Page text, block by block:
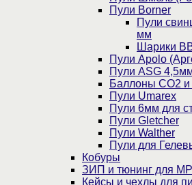
Пули Borner
Пули
мм
Шарики
Пули Apolo
Пули ASG
Баллоны CO2 и
Пули Umarex
Пули 6мм для
Пули Gletcher
Пули Walther
Пули для
Кобуры
ЗИП и тюнинг для
Кейсы и чехлы для